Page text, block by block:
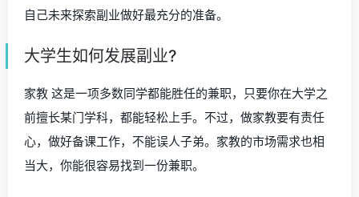
自己未来探索副业做好最充分的准备。
大学生如何发展副业?
家教 这是一项多数同学都能胜任的兼职，只要你在大学之
前擅长某门学科，都能轻松上手。不过，做家教要有责任
心，做好备课工作，不能误人子弟。家教的市场需求也相
当大，你能很容易找到一份兼职。